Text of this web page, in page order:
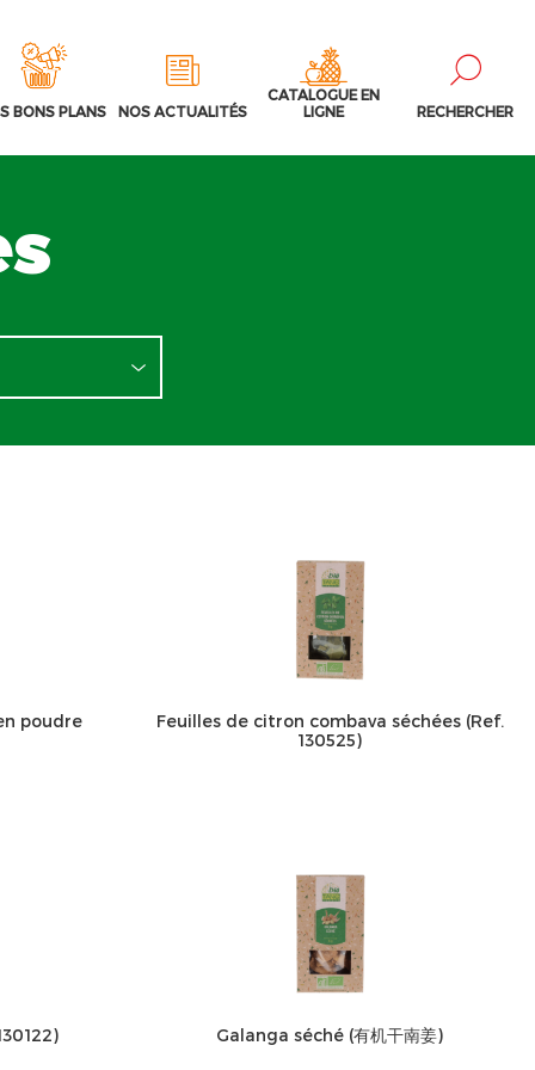
BONS PLANS NOS ACTUALITÉS
CATALOGUE EN
LIGNE
RECHERCHER
poudre
Feuilles de citron combava séchées (Ref.
130525)
Galanga séché (有机干南姜)